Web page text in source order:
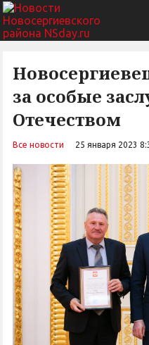
за особые
Отечеством
Все новости 25 января 2023